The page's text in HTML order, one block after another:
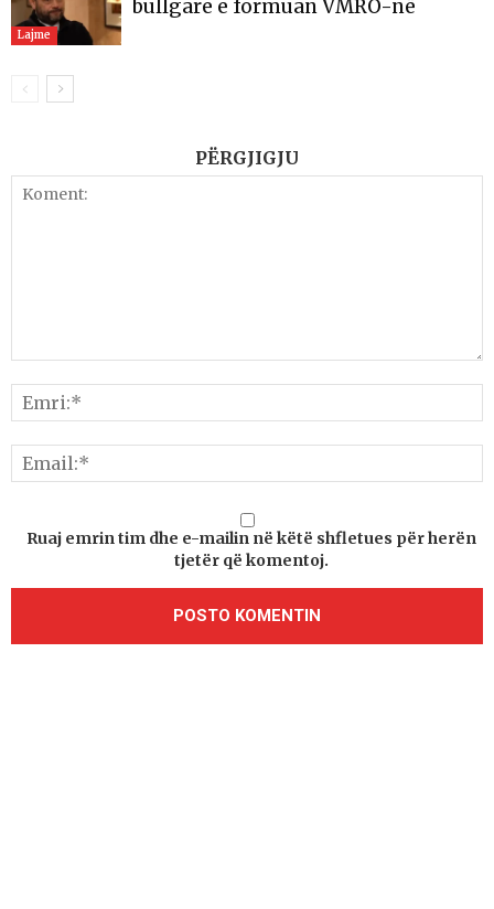
Lajme
bullgare e formuan VMRO-në
PËRGJIGJU
Ruaj emrin tim dhe e-mailin në këtë shfletues për herën
tjetër që komentoj.